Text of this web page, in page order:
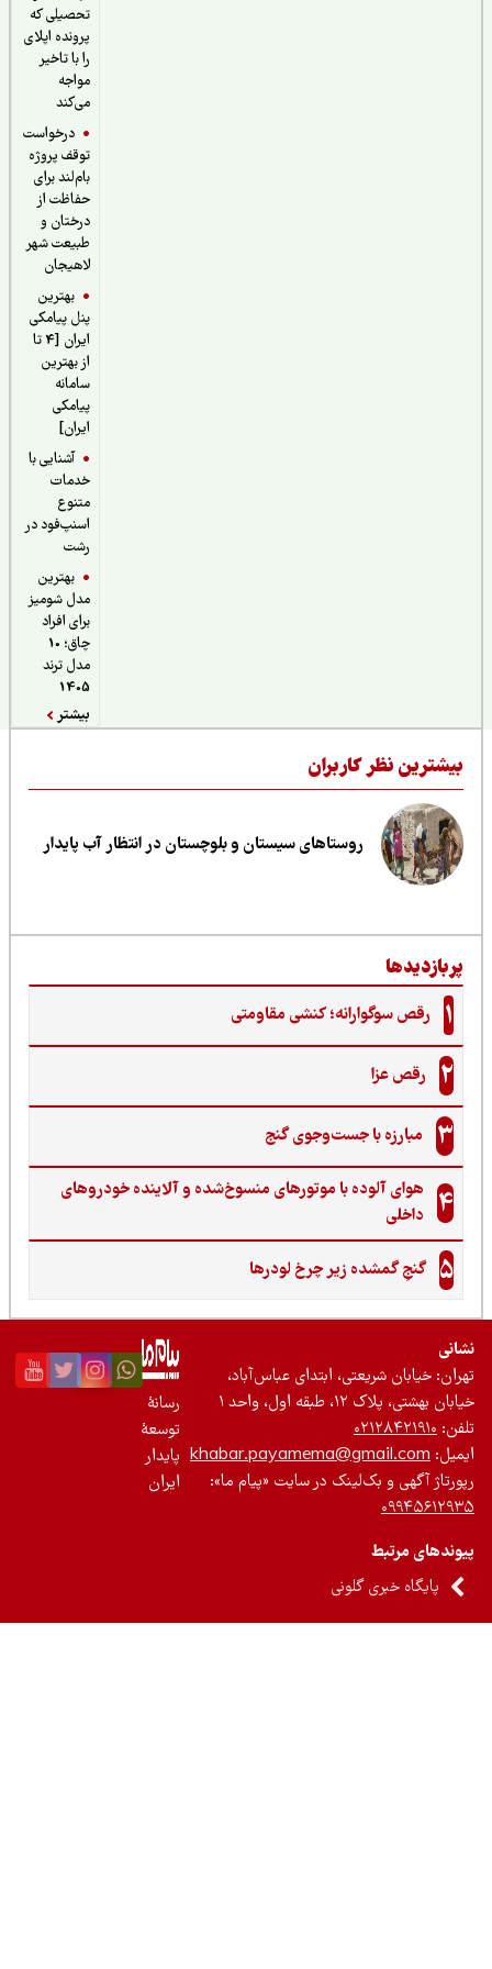
تحصیلی که
پرونده اپلای
را با تاخیر
درخواست
توقف پروژه
بام‌لند برای
حفاظت از
درختان و
طبیعت شهر
لاهیجان
بهترین
پنل پیامکی
ایران [4 تا
از بهترین
سامانه
پیامکی
آشنایی با
خدمات
اسنپ‌فود در
بهترین
مدل شومیز
برای افراد
چاق؛ 10
مدل ترند
نظر کاربران
روستاهای سیستان و بلوچستان در انتظار آب پایدار
رقص سوگوارانه؛ کنشی مقاومتی
رقص عزا
مبارزه با جست‌وجوی گنج‌
هوای آلوده با موتورهای منسوخ‌شده و آلاینده خودروهای
داخلی
گنجِ گمشده زیر چرخ لودرها
خیابان شریعتی، ابتدای عباس‌آباد،
بهشتی، پلاک ۱۲، طبقه اول، واحد ۱
۰۲۱۲۸۴۲۱۹۱۰
khabar.payamema@gmail.com
آگهی و بک‌لینک در سایت «پیام ما»:
مرتبط
پایگاه خبری گلونی
توسعۀ
پایدار
ایران